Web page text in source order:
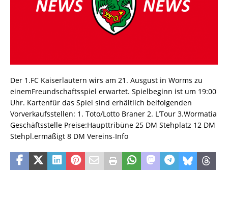
Der 1.FC Kaiserlautern wirs am 21. Ausgust in Worms zu
einemFreundschaftsspiel erwartet. Spielbeginn ist um 19:00
Uhr. Kartenfür das Spiel sind erhältlich beifolgenden
Vorverkaufsstellen: 1. Toto/Lotto Braner 2. L’Tour 3.Wormatia
Geschäftsstelle Preise:Haupttribüne 25 DM Stehplatz 12 DM
Stehpl.ermäßigt 8 DM Vereins-Info